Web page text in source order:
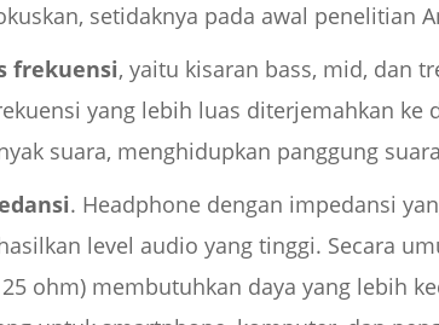
setidaknya pada awal penelitian
frekuensi, yaitu kisaran bass, mid, dan
yang lebih luas diterjemahkan ke
suara, menghidupkan panggung
. Headphone dengan impedansi
level audio yang tinggi. Secara
ohm) membutuhkan daya yang lebih